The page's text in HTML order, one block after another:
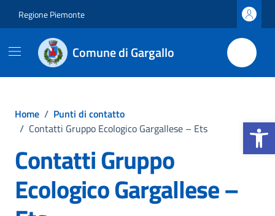
Apri la
Regione Piemonte
Comune di Gargallo
Home / Punti di contatto
/ Contatti Gruppo Ecologico Gargallese – Ets
Contatti Gruppo
Ecologico Gargallese –